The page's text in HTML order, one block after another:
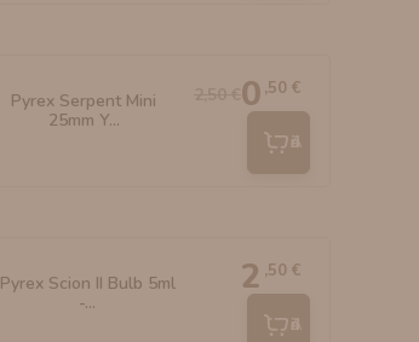
Pyrex Serpent Mini
25mm Y...
0 ,50 €
Añadir
Pyrex Scion II Bulb 5ml
-...
2 ,50 €
Añadir